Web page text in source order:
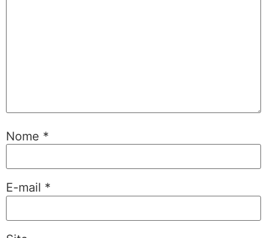
Nome *
E-mail *